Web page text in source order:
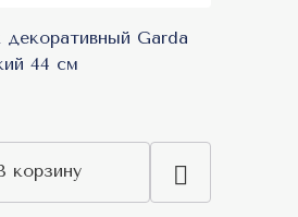
декоративный Garda
44 см
корзину